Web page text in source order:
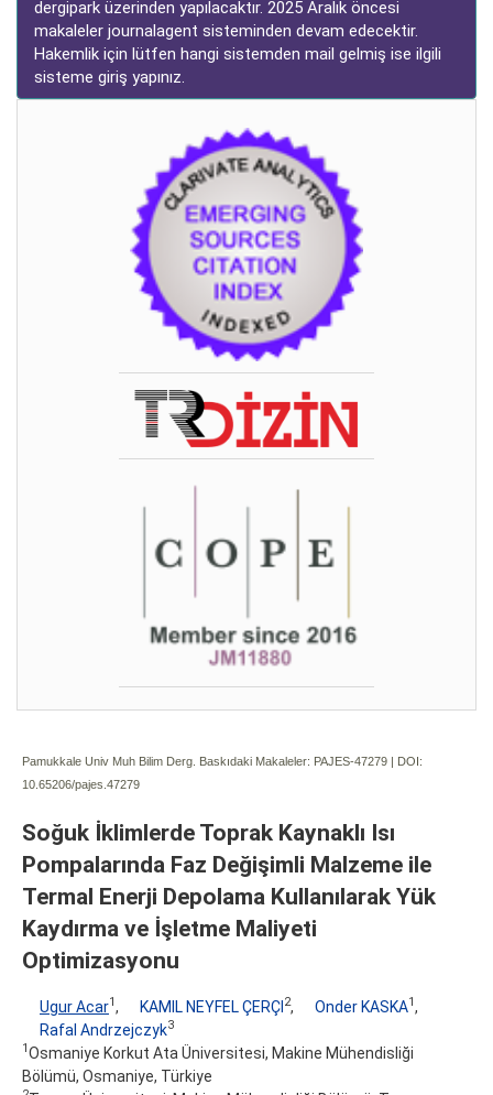
dergipark üzerinden yapılacaktır. 2025 Aralık öncesi
makaleler journalagent sisteminden devam edecektir.
Hakemlik için lütfen hangi sistemden mail gelmiş ise ilgili
sisteme giriş yapınız.
Pamukkale Univ Muh Bilim Derg. Baskıdaki Makaleler: PAJES-47279 | DOI:
10.65206/pajes.47279
Soğuk İklimlerde Toprak Kaynaklı Isı
Pompalarında Faz Değişimli Malzeme ile
Termal Enerji Depolama Kullanılarak Yük
Kaydırma ve İşletme Maliyeti
Optimizasyonu
Ugur Acar1 , KAMIL NEYFEL ÇERÇI 2, Onder KASKA1 ,
Rafal Andrzejczyk3
1 Osmaniye Korkut Ata Üniversitesi, Makine Mühendisliği
Bölümü, Osmaniye, Türkiye